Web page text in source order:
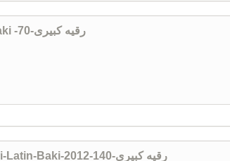
Evim-Ruqeyye Kebiri-Latin-Baki -70-رقیه کبیری
Üreyim Ağrıyır-Ruqeyye Kebiri-Latin-Baki-2012-140-رقیه کبیری